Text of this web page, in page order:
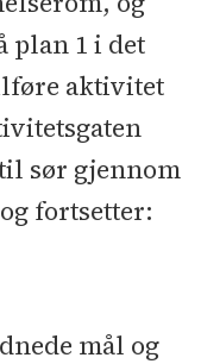
plan 1 i det
aktivitet
sør gjennom
fortsetter:
mål og